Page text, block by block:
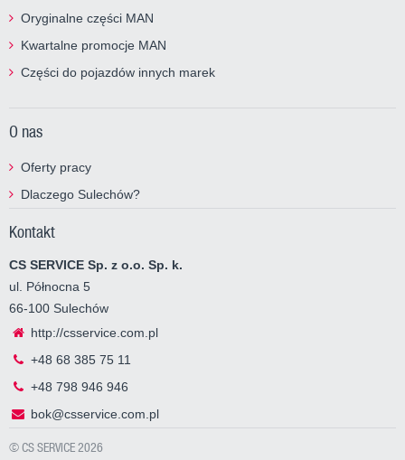
Oryginalne części MAN
Kwartalne promocje MAN
Części do pojazdów innych marek
O nas
Oferty pracy
Dlaczego Sulechów?
Kontakt
CS SERVICE Sp. z o.o. Sp. k.
ul. Północna 5
66-100 Sulechów
http://csservice.com.pl
+48 68 385 75 11
+48 798 946 946
bok@csservice.com.pl
© CS SERVICE 2026